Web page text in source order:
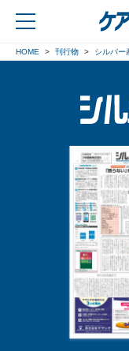
HOME 刊行物 シルバー